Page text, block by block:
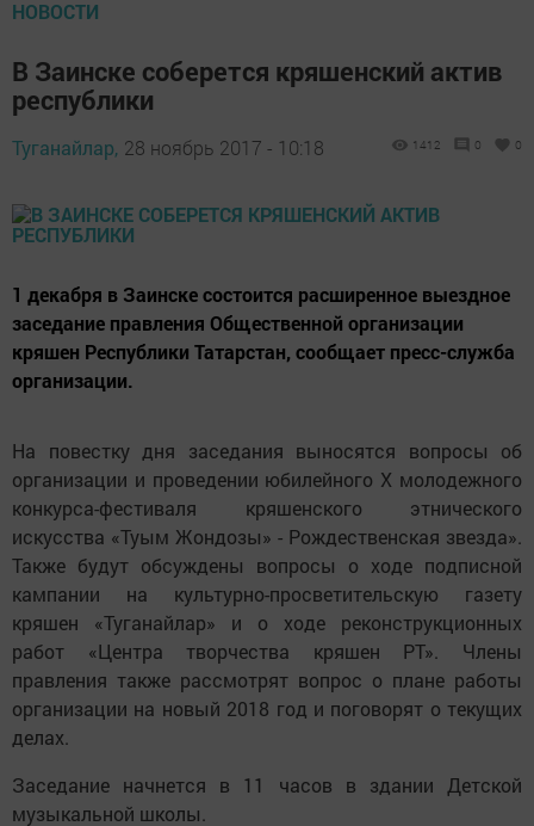
НОВОСТИ
В Заинске соберется кряшенский актив
республики
Туганайлар, 28 ноябрь 2017 - 10:18 1412 0 0
1 декабря в Заинске состоится расширенное выездное
заседание правления Общественной организации
кряшен Республики Татарстан, сообщает пресс-служба
организации.
На повестку дня заседания выносятся вопросы об
организации и проведении юбилейного X молодежного
конкурса-фестиваля кряшенского этнического
искусства «Туым Жондозы» - Рождественская звезда».
Также будут обсуждены вопросы о ходе подписной
кампании на культурно-просветительскую газету
кряшен «Туганайлар» и о ходе реконструкционных
работ «Центра творчества кряшен РТ». Члены
правления также рассмотрят вопрос о плане работы
организации на новый 2018 год и поговорят о текущих
делах.
Заседание начнется в 11 часов в здании Детской
музыкальной школы.